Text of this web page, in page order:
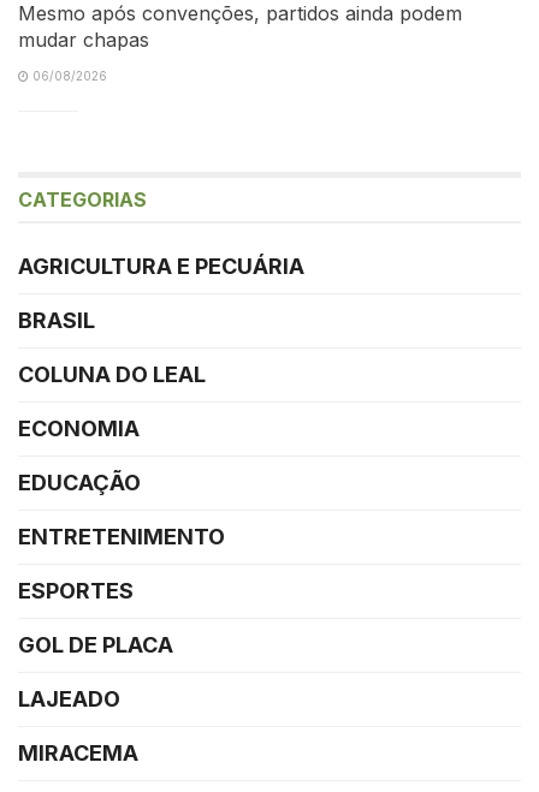
Mesmo após convenções, partidos ainda podem
mudar chapas
06/08/2026
CATEGORIAS
AGRICULTURA E PECUÁRIA
BRASIL
COLUNA DO LEAL
ECONOMIA
EDUCAÇÃO
ENTRETENIMENTO
ESPORTES
GOL DE PLACA
LAJEADO
MIRACEMA